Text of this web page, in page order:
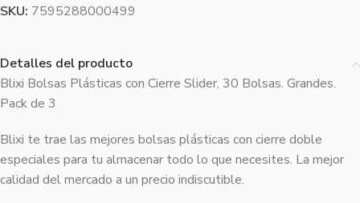
SKU: 7595288000499
Detalles del producto
Blixi Bolsas Plásticas con Cierre Slider, 30 Bolsas. Grandes.
Pack de 3
Blixi te trae las mejores bolsas plásticas con cierre doble
especiales para tu almacenar todo lo que necesites. La mejor
calidad del mercado a un precio indiscutible.